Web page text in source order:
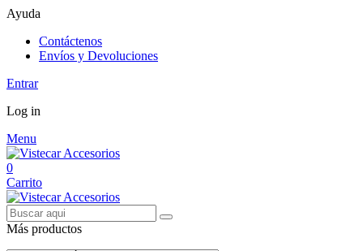
Ayuda
Contáctenos
Envíos y Devoluciones
Entrar
Log in
Menu
0
Carrito
Más productos